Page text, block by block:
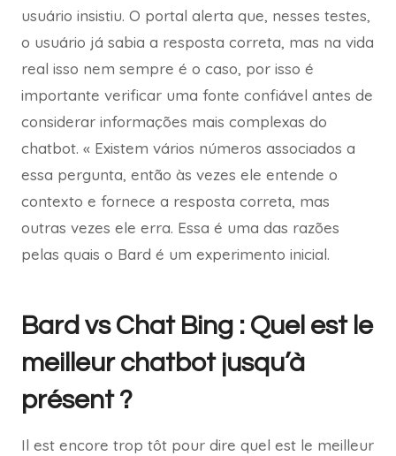
usuário insistiu. O portal alerta que, nesses testes,
o usuário já sabia a resposta correta, mas na vida
real isso nem sempre é o caso, por isso é
importante verificar uma fonte confiável antes de
considerar informações mais complexas do
chatbot. « Existem vários números associados a
essa pergunta, então às vezes ele entende o
contexto e fornece a resposta correta, mas
outras vezes ele erra. Essa é uma das razões
pelas quais o Bard é um experimento inicial.
Bard vs Chat Bing : Quel est le
meilleur chatbot jusqu’à
présent ?
Il est encore trop tôt pour dire quel est le meilleur